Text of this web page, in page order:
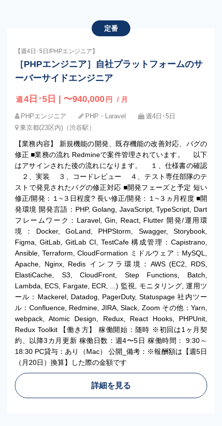
定番
【週4日･5日/PHPエンジニア】
［PHPエンジニア］自社プラットフォームのサ
ーバーサイドエンジニア
週 4日･5日 | 〜940,000 円 / 月
PHPエンジニア PHP・Laravel
週4日･5日
東京都(23区内)（渋谷駅）
【業務内容】 新規機能の開発、既存機能の改善対応、バグの
修正 ■業務の流れ Redmineで案件管理されています。 以下
はアサインされた後の流れになります。 １、仕様書の確認
２、実装 ３、コードレビュー ４、テスト専任部隊のテ
ストで発見されたバグの修正対応 ■開発フェーズと予定 短い
修正/開発：１~３日程度? 長い修正/開発：１~３ヵ月程度 ■開
発環境 開発言語：PHP, Golang, JavaScript, TypeScript, Dart
フレームワーク：Laravel, Gin, React, Flutter 開発/運用環
境：Docker, GoLand, PHPStorm, Swagger, Storybook,
Figma, GitLab, GitLab CI, TestCafe 構成管理：Capistrano,
Ansible, Terraform, CloudFormation ミドルウェア：MySQL,
Apache, Nginx, Redis インフラ環境：AWS (EC2, RDS,
ElastiCache, S3, CloudFront, Step Functions, Batch,
Lambda, ECS, Fargate, ECR, ...) 監視, モニタリング, 運用ツ
ール：Mackerel, Datadog, PagerDuty, Statuspage 社内ツー
ル：Confluence, Redmine, JIRA, Slack, Zoom その他：Yarn,
webpack, Atomic Design, Redux, React Hooks, PHPUnit,
Redux Toolkit 【働き方】 稼働開始：随時 ※初回は1ヶ月契
約、以降3カ月更新 稼働日数：週4〜5日 稼働時間： 9:30～
18:30 PC貸与：あり（Mac） 公開_備考：※報酬額は【週5日
（月20日）換算】した際の金額です
詳細を見る